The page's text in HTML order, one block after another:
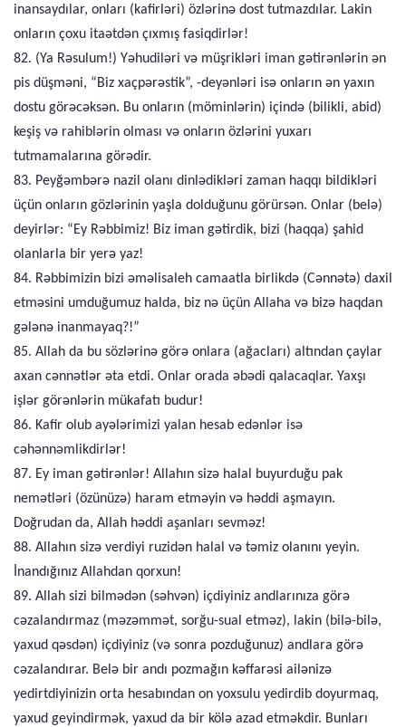
inansaydılar, onları (kafirləri) özlərinə dost tutmazdılar. Lakin
onların çoxu itaətdən çıxmış fasiqdirlər!
82. (Ya Rəsulum!) Yəhudiləri və müşrikləri iman gətirənlərin ən
pis düşməni, “Biz xaçpərəstik”, -deyənləri isə onların ən yaxın
dostu görəcəksən. Bu onların (möminlərin) içində (bilikli, abid)
keşiş və rahiblərin olması və onların özlərini yuxarı
tutmamalarına görədir.
83. Peyğəmbərə nazil olanı dinlədikləri zaman haqqı bildikləri
üçün onların gözlərinin yaşla dolduğunu görürsən. Onlar (belə)
deyirlər: “Ey Rəbbimiz! Biz iman gətirdik, bizi (haqqa) şahid
olanlarla bir yerə yaz!
84. Rəbbimizin bizi əməlisaleh camaatla birlikdə (Cənnətə) daxil
etməsini umduğumuz halda, biz nə üçün Allaha və bizə haqdan
gələnə inanmayaq?!”
85. Allah da bu sözlərinə görə onlara (ağacları) altından çaylar
axan cənnətlər əta etdi. Onlar orada əbədi qalacaqlar. Yaxşı
işlər görənlərin mükafatı budur!
86. Kafir olub ayələrimizi yalan hesab edənlər isə
cəhənnəmlikdirlər!
87. Ey iman gətirənlər! Allahın sizə halal buyurduğu pak
nemətləri (özünüzə) haram etməyin və həddi aşmayın.
Doğrudan da, Allah həddi aşanları sevməz!
88. Allahın sizə verdiyi ruzidən halal və təmiz olanını yeyin.
İnandığınız Allahdan qorxun!
89. Allah sizi bilmədən (səhvən) içdiyiniz andlarınıza görə
cəzalandırmaz (məzəmmət, sorğu-sual etməz), lakin (bilə-bilə,
yaxud qəsdən) içdiyiniz (və sonra pozduğunuz) andlara görə
cəzalandırar. Belə bir andı pozmağın kəffarəsi ailənizə
yedirtdiyinizin orta hesabından on yoxsulu yedirdib doyurmaq,
yaxud geyindirmək, yaxud da bir kölə azad etməkdir. Bunları